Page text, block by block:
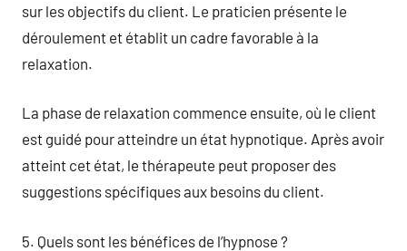
sur les objectifs du client. Le praticien présente le
déroulement et établit un cadre favorable à la
relaxation.
La phase de relaxation commence ensuite, où le client
est guidé pour atteindre un état hypnotique. Après avoir
atteint cet état, le thérapeute peut proposer des
suggestions spécifiques aux besoins du client.
5. Quels sont les bénéfices de l’hypnose ?